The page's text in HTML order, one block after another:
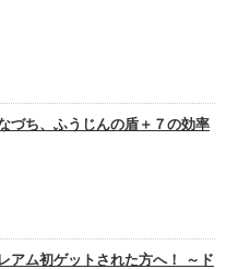
づち、ふうじんの盾＋７の効率
アム初ゲットされた方へ！ ～ド